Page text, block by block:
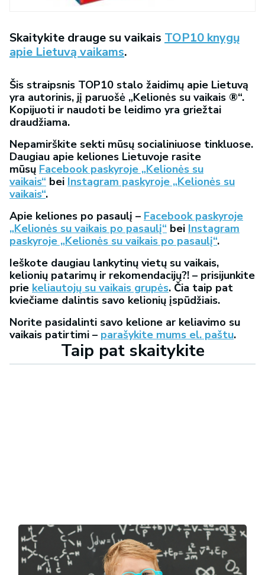
Skaitykite drauge su vaikais TOP10 knygų
apie Lietuvą vaikams.
Šis straipsnis TOP10 stalo žaidimų apie Lietuvą
yra autorinis, jį paruošė „Kelionės su vaikais ®“.
Kopijuoti ir naudoti be leidimo yra griežtai
draudžiama.
Nepamirškite sekti mūsų socialiniuose tinkluose.
Daugiau apie keliones Lietuvoje rasite
mūsų Facebook paskyroje „Kelionės su
vaikais“ bei Instagram paskyroje „Kelionės su
vaikais“.
Apie keliones po pasaulį – Facebook paskyroje
„Kelionės su vaikais po pasaulį“ bei Instagram
paskyroje „Kelionės su vaikais po pasaulį“.
Ieškote daugiau lankytinų vietų su vaikais,
kelionių patarimų ir rekomendacijų?! – prisijunkite
prie keliautojų su vaikais grupės. Čia taip pat
kviečiame dalintis savo kelionių įspūdžiais.
Norite pasidalinti savo kelione ar keliavimo su
vaikais patirtimi – parašykite mums el. paštu.
Taip pat skaitykite